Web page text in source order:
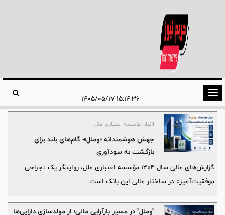
تغییر
وضعیت
ناوبری
۱۵:۱۴:۳۶ ۱۴۰۵/۰۵/۱۷
اخبار مؤسسه اعتباری ملل
جهش هوشمندانه «وملل»؛ گام‌های بلند برای
بازگشت به سودآوری
گزارش‌های مالی سال ۱۴۰۴ مؤسسه اعتباری ملل، روایتگر یک «جراحی
موفقیت‌آمیز» در ساختار مالی این بانک است.
"وملل" در مسیر بازآرایی مالی؛ از مولدسازی دارایی‌ها